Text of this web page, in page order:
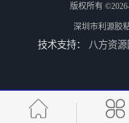
版权所有
深圳市利源胶
技术支持： 八方资源